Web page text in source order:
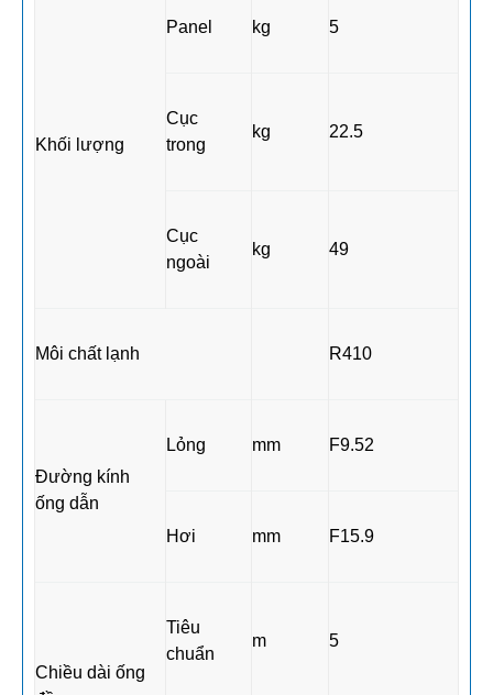
Khối lượng
Panel kg 5
Cục
trong
kg 22.5
Cục
ngoài
kg 49
Môi chất lạnh R410
Đường kính
ống dẫn
Lỏng mm F9.52
Hơi mm F15.9
Chiều dài ống
Tiêu
chuẩn
m 5